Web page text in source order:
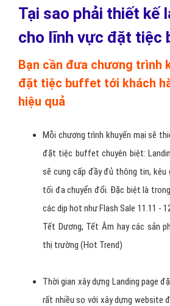
Tại sao phải thiết kế
cho lĩnh vực đặt tiệc
Bạn cần đưa chương trình
đặt tiệc buffet tới khách
hiệu quả
Mỗi chương trình khuyến mại sẽ
đặt tiệc buffet chuyên biệt:
sẽ cung cấp đầy đủ thông tin, kêu
tối đa chuyển đổi. Đặc biệt là
các dịp hot như Flash Sale 11.11 -
Tết Dương, Tết Âm hay các sản
thị trường (Hot Trend)
Thời gian xây dựng Landing page
rất nhiều so với xây dựng